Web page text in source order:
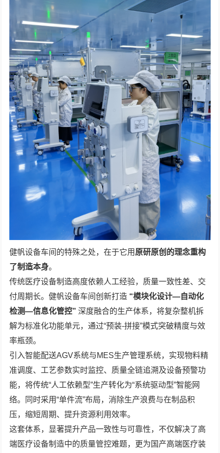
健帆设备车间的特殊之处，在于它用 原研原创的理念重构
了制造本身。
传统医疗设备制造高度依赖人工经验，质量一致性差、交
付周期长。健帆设备车间创新打造 “模块化设计—自动化
检测—信息化管控” 深度融合的生产体系，将复杂整机拆
解为标准化功能单元，通过“预装-拼接”模式突破精度与效
率瓶颈。
引入智能配送AGV系统与MES生产管理系统，实现物料精
准调度、工艺参数实时监控、质量全链追溯及设备预警功
能，将传统“人工依赖型”生产转化为“系统驱动型”智能网
络。同时采用“单件流”布局，消除生产浪费与在制品积
压，缩短周期、提升资源利用效率。
这套体系，显著提升产品一致性与可靠性，不仅解决了高
端医疗设备制造中的质量管控难题，更为国产高端医疗装